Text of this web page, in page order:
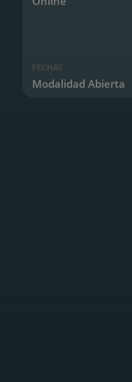
FECHAS
Modalidad Abierta